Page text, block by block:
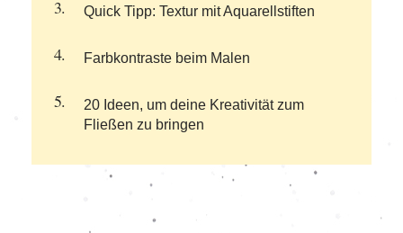
Quick Tipp: Textur mit Aquarellstiften
Farbkontraste beim Malen
20 Ideen, um deine Kreativität zum
Fließen zu bringen